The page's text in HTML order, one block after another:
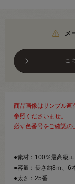
メ
こ
商品画像はサンプル画
参照くださいませ。
必ず色番号をご確認の
●素材：100％最高級エ
●容量：長さ約8ｍ、6
●太さ：25番